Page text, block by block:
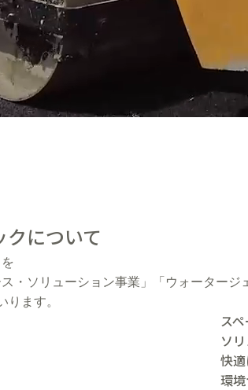
クについて
ス・ソリューション事業」「ウォータージ
ります。
スペ
ソ
快
環